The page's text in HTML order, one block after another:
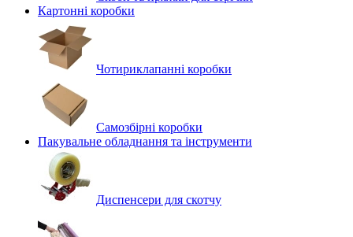
Картонні коробки
Чотириклапанні коробки
Самозбірні коробки
Пакувальне обладнання та інструменти
Диспенсери для скотчу